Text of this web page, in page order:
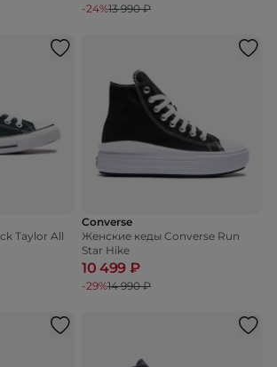
-24%13 990 ₽
Taylor All
Converse
Женские кеды Converse Run
Star Hike
10 499 ₽
-29%14 990 ₽